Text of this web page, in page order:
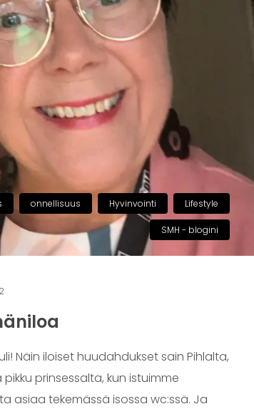
onnellisuus Hyvinvointi Lifestyle
SMH - blogini
Näin iloiset huudahdukset sain Pihlalta,
prinsessalta, kun istuimme
asiaa tekemässä isossa wc:ssä. Ja